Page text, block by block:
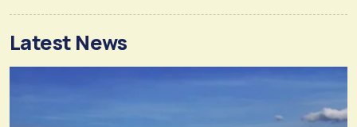
Latest News